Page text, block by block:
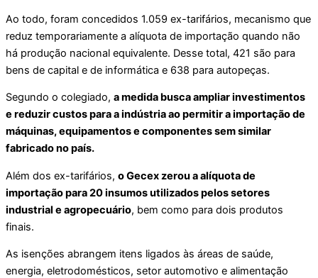
Ao todo, foram concedidos 1.059 ex-tarifários, mecanismo que
reduz temporariamente a alíquota de importação quando não
há produção nacional equivalente. Desse total, 421 são para
bens de capital e de informática e 638 para autopeças.
Segundo o colegiado, a medida busca ampliar investimentos
e reduzir custos para a indústria ao permitir a importação de
máquinas, equipamentos e componentes sem similar
fabricado no país.
Além dos ex-tarifários, o Gecex zerou a alíquota de
importação para 20 insumos utilizados pelos setores
industrial e agropecuário, bem como para dois produtos
finais.
As isenções abrangem itens ligados às áreas de saúde,
energia, eletrodomésticos, setor automotivo e alimentação